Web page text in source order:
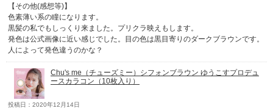
【その他(感想等)】
色素薄い系の瞳になります。
黒髪の私でもしっくり来ました。プリクラ映えもします。
発色は公式画像に近い感じでした。目の色は黒目寄りのダークブラウンです。
人によって発色違うのかな？
Chu's me（チューズミー）シフォンブラウン ゆうこすプロデュ
ースカラコン（10枚入り）
投稿日：2020年12月14日